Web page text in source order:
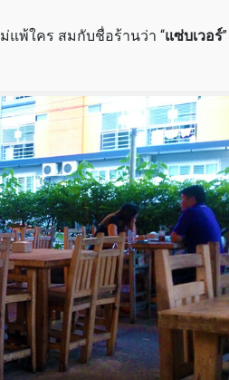
แพ้ใคร สมกับชื่อร้านว่า “แซ่บเวอร์”